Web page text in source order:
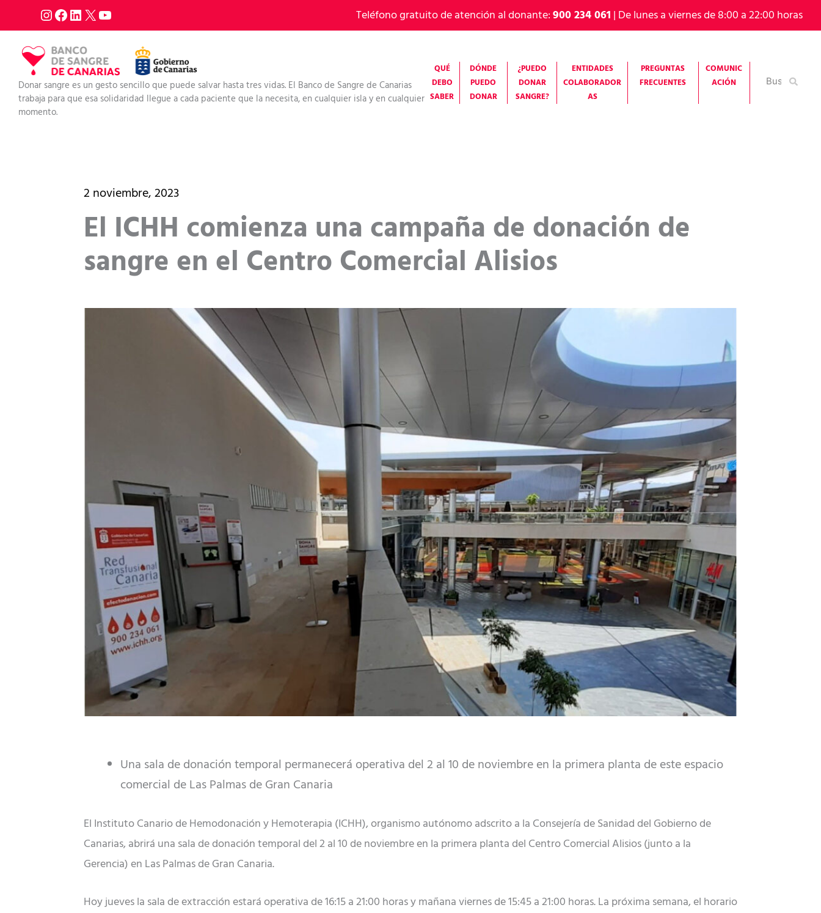
al
contenido
Teléfono gratuito de atención al donante:900 234 061 | De lunes a viernes de 8:00 a 22:00 horas
Donar sangre es un gesto sencillo que puede salvar hasta tres vidas. El Banco de Sangre de Canarias
trabaja para que esa solidaridad llegue a cada paciente que la necesita, en cualquier isla y en cualquier
momento.
QUÉ
DEBO
SABER
DÓNDE
PUEDO
DONAR
¿PUEDO
DONAR
SANGRE?
ENTIDADES
COLABORADOR
AS
PREGUNTAS
FRECUENTES
COMUNIC
ACIÓN
Buscar
2 noviembre, 2023
El ICHH comienza una campaña de donación de
sangre en el Centro Comercial Alisios
Una sala de donación temporal permanecerá operativa del 2 al 10 de noviembre en la primera planta de este espacio
comercial de Las Palmas de Gran Canaria
El Instituto Canario de Hemodonación y Hemoterapia (ICHH), organismo autónomo adscrito a la Consejería de Sanidad del Gobierno de
Canarias, abrirá una sala de donación temporal del 2 al 10 de noviembre en la primera planta del Centro Comercial Alisios (junto a la
Gerencia) en Las Palmas de Gran Canaria.
Hoy jueves la sala de extracción estará operativa de 16:15 a 21:00 horas y mañana viernes de 15:45 a 21:00 horas. La próxima semana, el horario